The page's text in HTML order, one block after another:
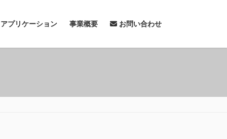
プリケーション 事業概要 お問い合わせ